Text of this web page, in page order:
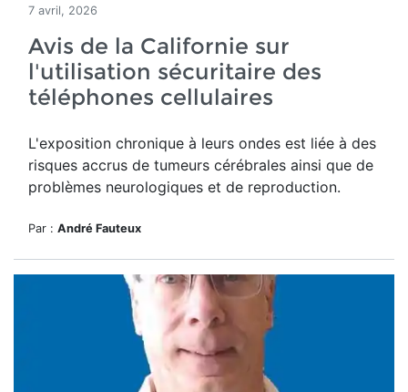
7 avril, 2026
Avis de la Californie sur
l'utilisation sécuritaire des
téléphones cellulaires
L'exposition chronique à leurs ondes est liée à des
risques accrus de tumeurs cérébrales ainsi que de
problèmes neurologiques et de reproduction.
Par : André Fauteux